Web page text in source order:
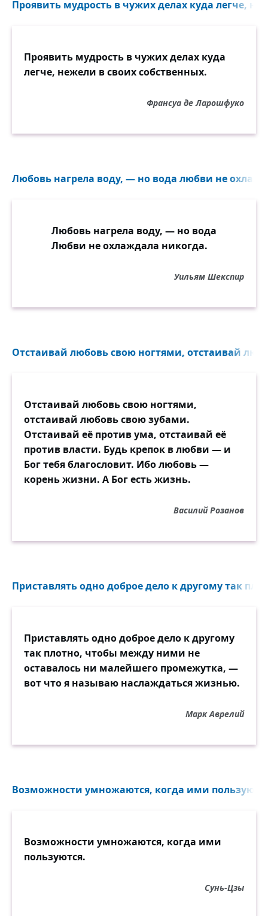
Проявить мудрость в чужих делах куда легче,
Проявить мудрость в чужих делах куда
легче, нежели в своих собственных.
Франсуа де Ларошфуко
Любовь нагрела воду, — но вода любви не
Любовь нагрела воду, — но вода
Любви не охлаждала никогда.
Уильям Шекспир
Отстаивай любовь свою ногтями, отстаивай
Отстаивай любовь свою ногтями,
отстаивай любовь свою зубами.
Отстаивай её против ума, отстаивай её
против власти. Будь крепок в любви — и
Бог тебя благословит. Ибо любовь —
корень жизни. А Бог есть жизнь.
Василий Розанов
Приставлять одно доброе дело к другому так
Приставлять одно доброе дело к другому
так плотно, чтобы между ними не
оставалось ни малейшего промежутка, —
вот что я называю наслаждаться жизнью.
Марк Аврелий
Возможности умножаются, когда ими
Возможности умножаются, когда ими
пользуются.
Сунь-Цзы